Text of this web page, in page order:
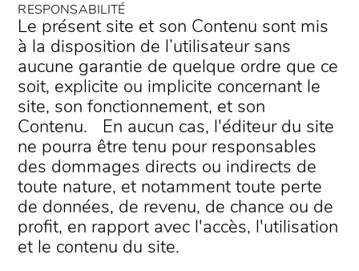
RESPONSABILITÉ
Le présent site et son Contenu sont mis
à la disposition de l’utilisateur sans
aucune garantie de quelque ordre que ce
soit, explicite ou implicite concernant le
site, son fonctionnement, et son
Contenu. En aucun cas, l'éditeur du site
ne pourra être tenu pour responsables
des dommages directs ou indirects de
toute nature, et notamment toute perte
de données, de revenu, de chance ou de
profit, en rapport avec l'accès, l'utilisation
et le contenu du site.